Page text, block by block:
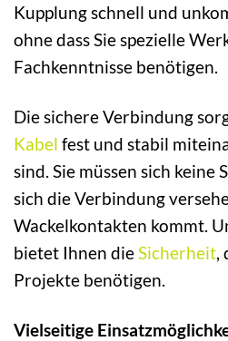
Kupplung schnell und
ohne dass Sie spezielle
Fachkenntnisse benötigen.
Die sichere Verbindung
Kabel fest und stabil
sind. Sie müssen sich keine
sich die Verbindung
Wackelkontakten kommt.
bietet Ihnen dieSicherheit,
Projekte benötigen.
Vielseitige